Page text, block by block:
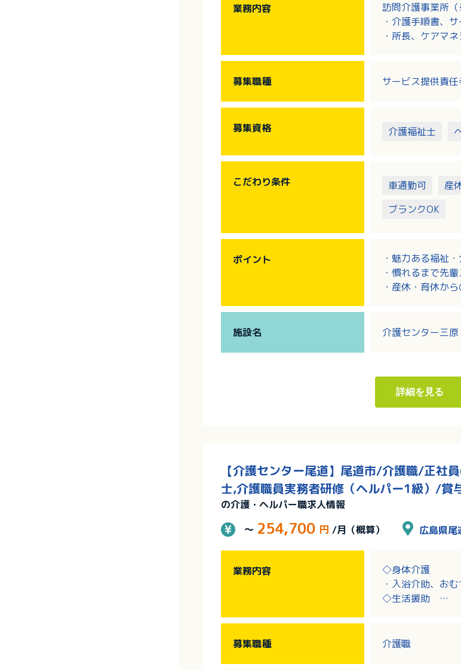
業務内容
訪問介護事業所
・介護手順書、
・所長、ケアマ
・スタッフの行動
募集職種 サービス提供責任
募集資格 介護福祉士
こだわり条件 車通勤可 産
ブランクOK
ポイント
・魅力ある福祉
・慣れるまで先
・産休・育休か
施設名
介護センター三原
詳細を見る
【介護センター尾道】尾道市/介護職/正社
士,介護職員実務者研修（ヘルパー1級）/賞
の介護・ヘルパー職求人情報
～ 254,700 円 /月（概算） 広島県尾
業務内容
◇身体介護
・入浴介助、お
◇生活援助
洗濯などの生活援
募集職種 介護職